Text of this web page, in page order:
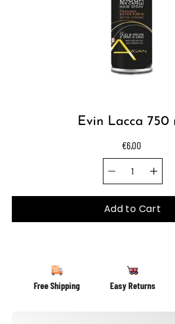
Evin Lacca 750
€6,00
Select
Quantity selector
Add to Cart
Free Shipping Easy Returns